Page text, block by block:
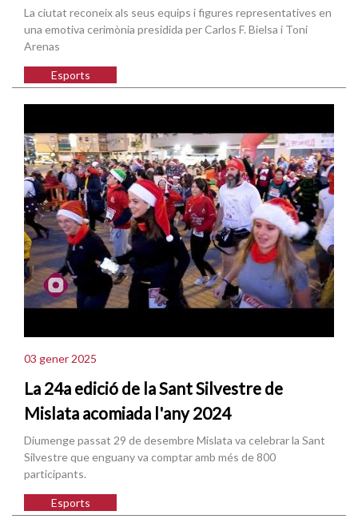
La ciutat reconeix als seus equips i figures representatives en
una emotiva cerimònia presidida per Carlos F. Bielsa i Toni
Arenas
Esports
03 gener 2025
La 24a edició de la Sant Silvestre de
Mislata acomiada l'any 2024
Diumenge passat 29 de desembre Mislata va celebrar la Sant
Silvestre que enguany va comptar amb més de 800
participants.
Esports